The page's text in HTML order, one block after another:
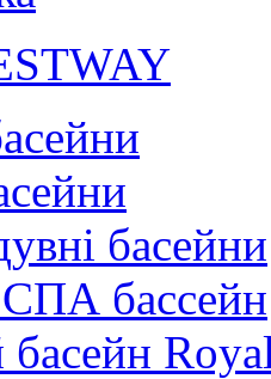
басейни
бассейн
басейн